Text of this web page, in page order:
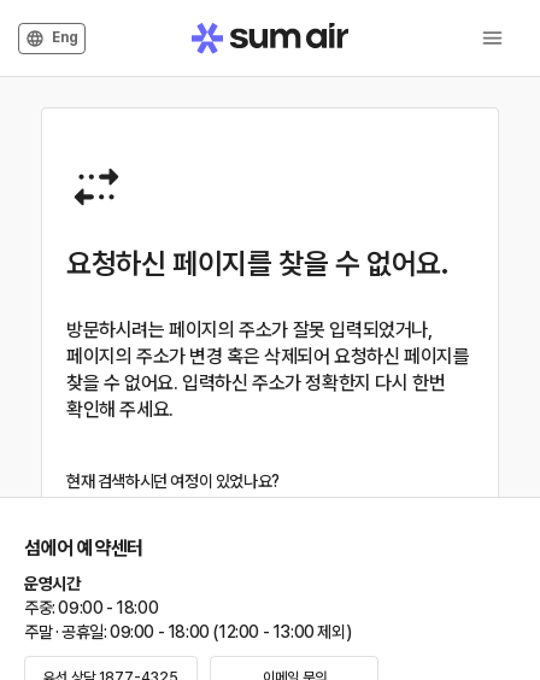
Eng
요청하신 페이지를 찾을 수 없어요.
방문하시려는 페이지의 주소가 잘못 입력되었거나,
페이지의 주소가 변경 혹은 삭제되어 요청하신 페이지를
찾을 수 없어요. 입력하신 주소가 정확한지 다시 한번
확인해 주세요.
현재 검색하시던 여정이 있었나요?
섬에어 예약센터
운영시간
주중: 09:00 - 18:00
주말 · 공휴일: 09:00 - 18:00 (12:00 - 13:00 제외)